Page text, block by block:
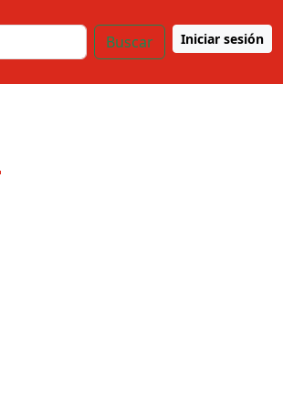
Buscar Iniciar sesión